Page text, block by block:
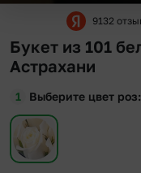
9132
Букет из 101
Астрахани
Выберите цвет роз